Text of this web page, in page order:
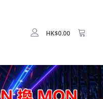
HK$0.00